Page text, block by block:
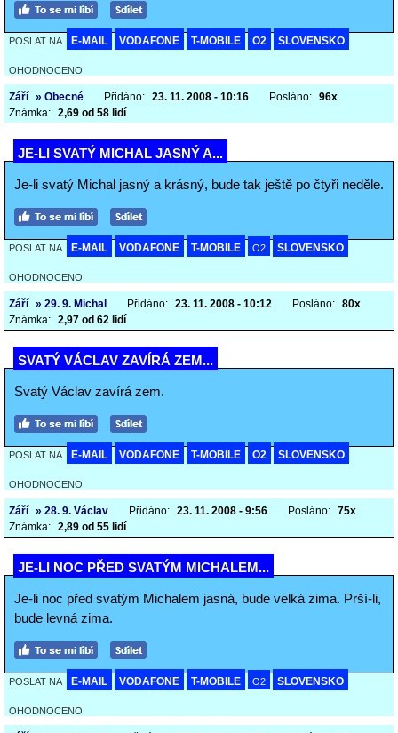
POSLAT NA E-MAIL VODAFONE T-MOBILE O2 SLOVENSKO
OHODNOCENO
Září » Obecné Přidáno: 23. 11. 2008 - 10:16 Posláno: 96x
Známka: 2,69 od 58 lidí
JE-LI SVATÝ MICHAL JASNÝ A...
Je-li svatý Michal jasný a krásný, bude tak ještě po čtyři neděle.
POSLAT NA E-MAIL VODAFONE T-MOBILE O2 SLOVENSKO
OHODNOCENO
Září » 29. 9. Michal Přidáno: 23. 11. 2008 - 10:12 Posláno: 80x
Známka: 2,97 od 62 lidí
SVATÝ VÁCLAV ZAVÍRÁ ZEM...
Svatý Václav zavírá zem.
POSLAT NA E-MAIL VODAFONE T-MOBILE O2 SLOVENSKO
OHODNOCENO
Září » 28. 9. Václav Přidáno: 23. 11. 2008 - 9:56 Posláno: 75x
Známka: 2,89 od 55 lidí
JE-LI NOC PŘED SVATÝM MICHALEM...
Je-li noc před svatým Michalem jasná, bude velká zima. Prší-li,
bude levná zima.
POSLAT NA E-MAIL VODAFONE T-MOBILE O2 SLOVENSKO
OHODNOCENO